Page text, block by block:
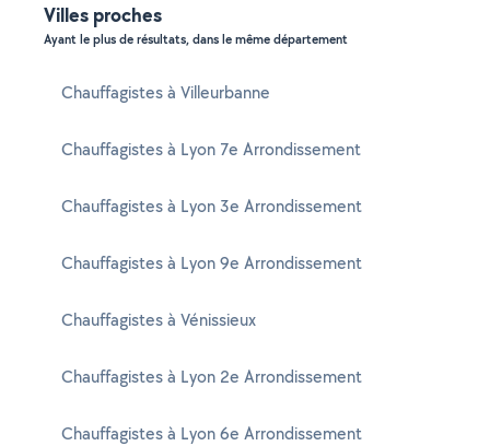
Villes proches
Ayant le plus de résultats, dans le même département
Chauffagistes à Villeurbanne
Chauffagistes à Lyon 7e Arrondissement
Chauffagistes à Lyon 3e Arrondissement
Chauffagistes à Lyon 9e Arrondissement
Chauffagistes à Vénissieux
Chauffagistes à Lyon 2e Arrondissement
Chauffagistes à Lyon 6e Arrondissement